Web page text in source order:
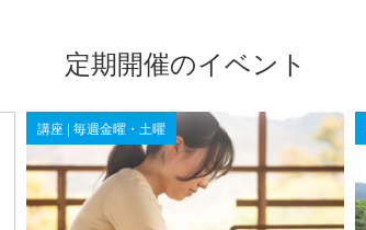
定期開催のイベント
講座 | 毎週金曜・土曜